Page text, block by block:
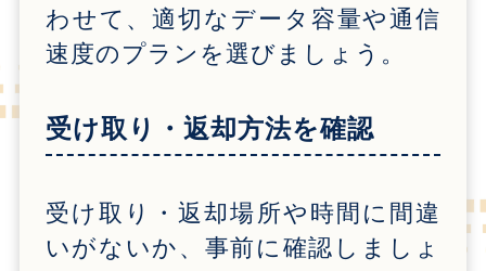
わせて、適切なデータ容量や通信
速度のプランを選びましょう。
受け取り・返却方法を確認
受け取り・返却場所や時間に間違
いがないか、事前に確認しましょ